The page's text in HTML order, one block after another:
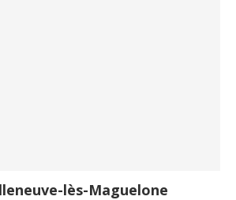
lès-Maguelone